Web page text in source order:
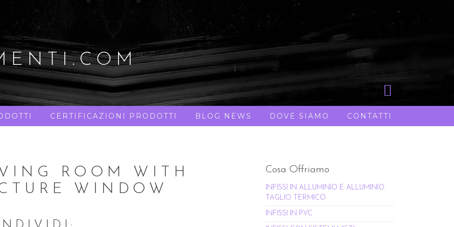
CERTIFICAZIONI PRODOTTI BLOG NEWS DOVE SIAMO CONTATTI
ROOM WITH
WINDOW
Cosa Offriamo
INFISSI IN ALLUMINIO E ALLUMINIO
TAGLIO TERMICO
INFISSI IN PVC